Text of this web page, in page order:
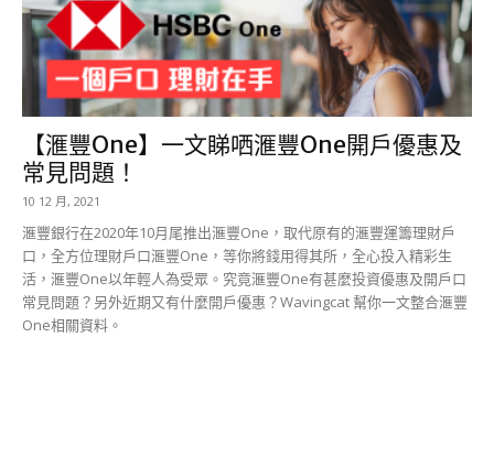
【滙豐One】一文睇哂滙豐One開戶優惠及
常見問題！
10 12 月, 2021
滙豐銀行在2020年10月尾推出滙豐One，取代原有的滙豐運籌理財戶
口，全方位理財戶口滙豐One，等你將錢用得其所，全心投入精彩生
活，滙豐One以年輕人為受眾。究竟滙豐One有甚麼投資優惠及開戶口
常見問題？另外近期又有什麼開戶優惠？Wavingcat 幫你一文整合滙豐
One相關資料。